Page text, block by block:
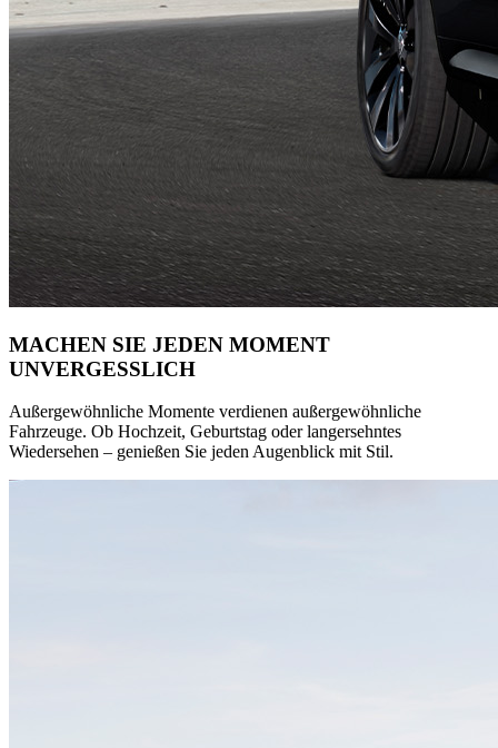
MACHEN SIE JEDEN MOMENT
UNVERGESSLICH
Außergewöhnliche Momente verdienen außergewöhnliche
Fahrzeuge. Ob Hochzeit, Geburtstag oder langersehntes
Wiedersehen – genießen Sie jeden Augenblick mit Stil.